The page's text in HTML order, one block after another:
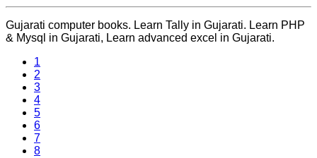
Gujarati computer books. Learn Tally in Gujarati. Learn PHP
& Mysql in Gujarati, Learn advanced excel in Gujarati.
1
2
3
4
5
6
7
8